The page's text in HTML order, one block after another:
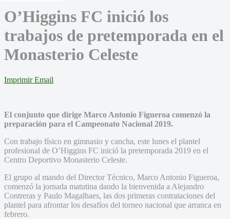
O’Higgins FC inició los
trabajos de pretemporada en el
Monasterio Celeste
Imprimir Email
El conjunto que dirige Marco Antonio Figueroa comenzó la
preparación para el Campeonato Nacional 2019.
Con trabajo físico en gimnasio y cancha, este lunes el plantel
profesional de O’Higgins FC inició la pretemporada 2019 en el
Centro Deportivo Monasterio Celeste.
El grupo al mando del Director Técnico, Marco Antonio Figueroa,
comenzó la jornada matutina dando la bienvenida a Alejandro
Contreras y Paulo Magalhaes, las dos primeras contrataciones del
plantel para afrontar los desafíos del torneo nacional que arranca en
febrero.